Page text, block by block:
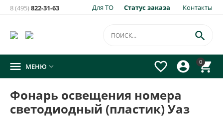
Для ТО Статус заказа Контакты
8 (495)822-31-63
0




 МЕНЮ 
Фонарь освещения номера
светодиодный (пластик) Уаз